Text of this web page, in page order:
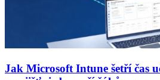
Jak Microsoft Intune šetří čas